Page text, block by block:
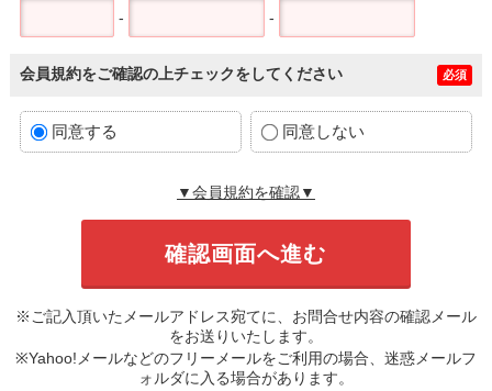
- -
会員規約をご確認の上チェックをしてください 必須
同意する 同意しない
▼会員規約を確認▼
※ご記入頂いたメールアドレス宛てに、お問合せ内容の確認メール
をお送りいたします。
※Yahoo!メールなどのフリーメールをご利用の場合、迷惑メールフ
ォルダに入る場合があります。